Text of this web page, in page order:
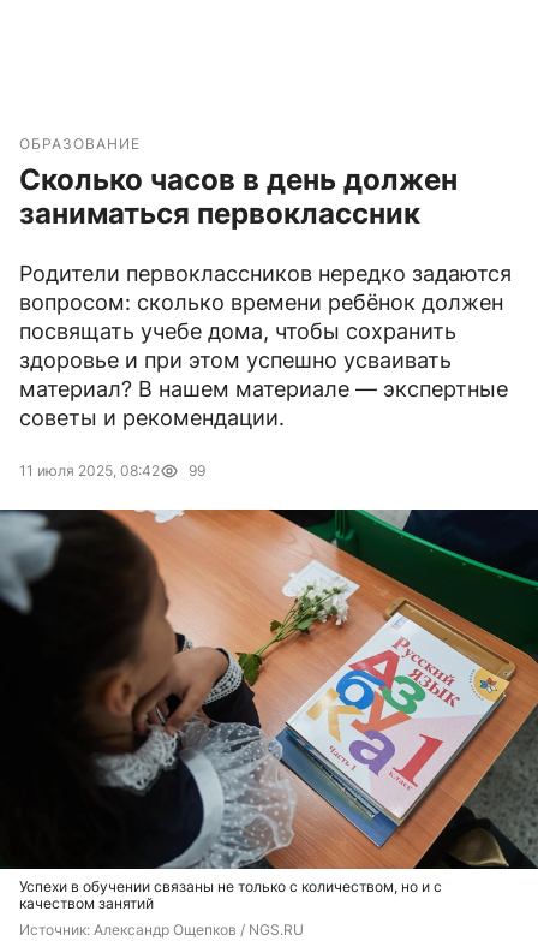
ОБРАЗОВАНИЕ
Сколько часов в день должен
заниматься первоклассник
Родители первоклассников нередко задаются
вопросом: сколько времени ребёнок должен
посвящать учебе дома, чтобы сохранить
здоровье и при этом успешно усваивать
материал? В нашем материале — экспертные
советы и рекомендации.
11 июля 2025, 08:42 99
Успехи в обучении связаны не только с количеством, но и с
качеством занятий
Источник: Александр Ощепков / NGS.RU